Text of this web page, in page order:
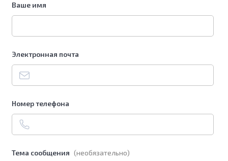
Ваше имя
Электронная почта
Номер телефона
Тема сообщения (необязательно)